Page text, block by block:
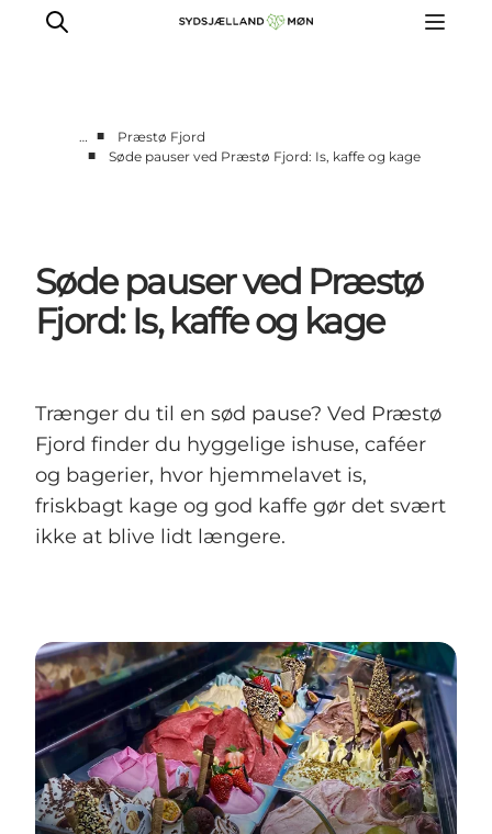
Spis
Overnat
Planlæg din tur
… ■
Præstø Fjord
■
Søde pauser ved Præstø Fjord: Is, kaffe og kage
Søde pauser ved Præstø
Fjord: Is, kaffe og kage
Trænger du til en sød pause? Ved Præstø
Fjord finder du hyggelige ishuse, caféer
og bagerier, hvor hjemmelavet is,
friskbagt kage og god kaffe gør det svært
ikke at blive lidt længere.